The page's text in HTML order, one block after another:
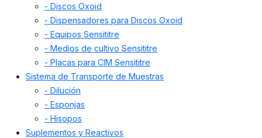
- Discos Oxoid
- Dispensadores para Discos Oxoid
- Equipos Sensititre
- Medios de cultivo Sensititre
- Placas para CIM Sensititre
Sistema de Transporte de Muestras
- Dilución
- Esponjas
- Hisopos
Suplementos y Reactivos